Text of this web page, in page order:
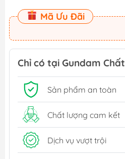
Mã Ưu Đãi
Chỉ có tại Gundam Chất
Sản phẩm an toàn
Chất lượng cam kết
Dịch vụ vượt trội